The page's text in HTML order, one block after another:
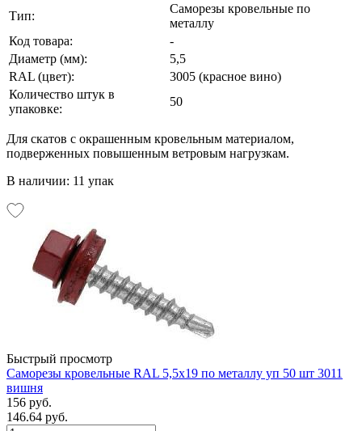
Тип:
Саморезы кровельные по
металлу
Код товара:
-
Диаметр (мм):
5,5
RAL (цвет):
3005 (красное вино)
Количество штук в
упаковке:
50
Для скатов с окрашенным кровельным материалом,
подверженных повышенным ветровым нагрузкам.
В наличии: 11 упак
Быстрый просмотр
Саморезы кровельные RAL 5,5х19 по металлу уп 50 шт 3011
вишня
156 руб.
146.64 руб.